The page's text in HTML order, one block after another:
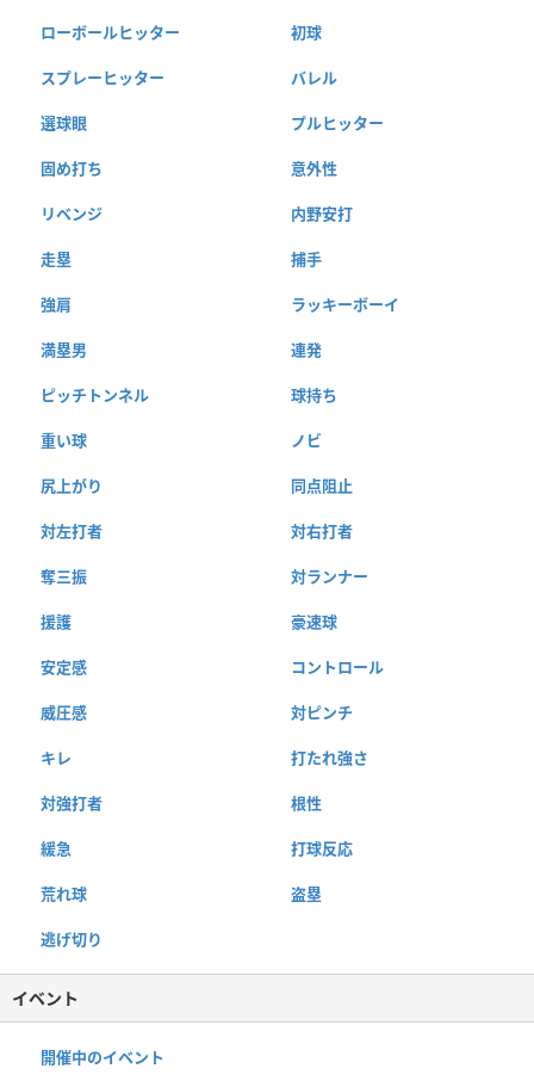
ローボールヒッター 初球
スプレーヒッター バレル
選球眼 プルヒッター
固め打ち 意外性
リベンジ 内野安打
走塁 捕手
強肩 ラッキーボーイ
満塁男 連発
ピッチトンネル 球持ち
重い球 ノビ
尻上がり 同点阻止
対左打者 対右打者
奪三振 対ランナー
援護 豪速球
安定感 コントロール
威圧感 対ピンチ
キレ 打たれ強さ
対強打者 根性
緩急 打球反応
荒れ球 盗塁
逃げ切り
イベント
開催中のイベント